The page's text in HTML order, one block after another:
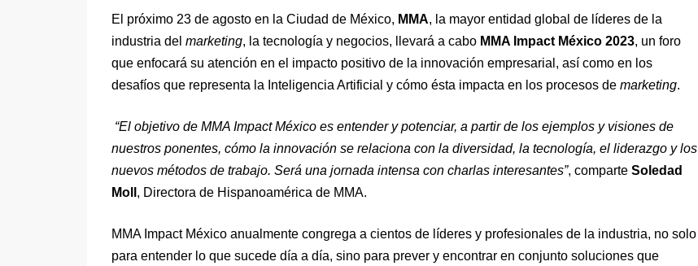
El próximo 23 de agosto en la Ciudad de México, MMA, la mayor entidad global de líderes de la
industria del marketing, la tecnología y negocios, llevará a cabo MMA Impact México 2023, un foro
que enfocará su atención en el impacto positivo de la innovación empresarial, así como en los
desafíos que representa la Inteligencia Artificial y cómo ésta impacta en los procesos de marketing.
“El objetivo de MMA Impact México es entender y potenciar, a partir de los ejemplos y visiones de
nuestros ponentes, cómo la innovación se relaciona con la diversidad, la tecnología, el liderazgo y los
nuevos métodos de trabajo. Será una jornada intensa con charlas interesantes”, comparte Soledad
Moll , Directora de Hispanoamérica de MMA.
MMA Impact México anualmente congrega a cientos de líderes y profesionales de la industria, no solo
para entender lo que sucede día a día, sino para prever y encontrar en conjunto soluciones que